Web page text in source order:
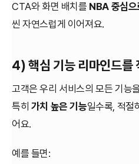
CTA와 화면 배치를 NBA 중심으
씬 자연스럽게 이어져요.
4) 핵심 기능 리마인드를
고객은 우리 서비스의 모든 기능
특히 가치 높은 기능일수록, 적절
어요.
예를 들면: